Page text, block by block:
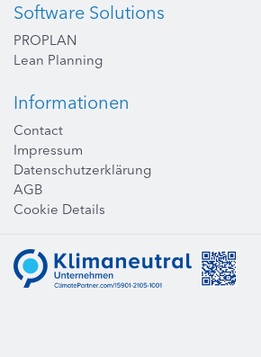
Software Solutions
PROPLAN
Lean Planning
Informationen
Contact
Impressum
Datenschutzerklärung
AGB
Cookie Details